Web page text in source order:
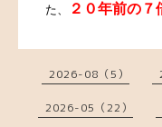
た、
２０年前の７
2026-08（5）
2026-05（22）